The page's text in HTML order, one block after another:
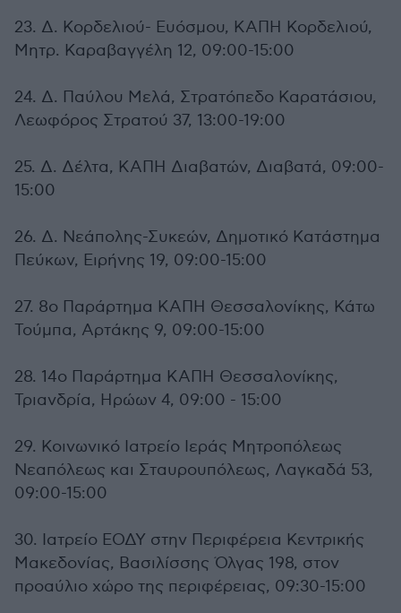
23. Δ. Κορδελιού- Ευόσμου, ΚΑΠΗ Κορδελιού,
Μητρ. Καραβαγγέλη 12, 09:00-15:00
24. Δ. Παύλου Μελά, Στρατόπεδο Καρατάσιου,
Λεωφόρος Στρατού 37, 13:00-19:00
25. Δ. Δέλτα, ΚΑΠΗ Διαβατών, Διαβατά, 09:00-
15:00
26. Δ. Νεάπολης-Συκεών, Δημοτικό Κατάστημα
Πεύκων, Ειρήνης 19, 09:00-15:00
27. 8ο Παράρτημα ΚΑΠΗ Θεσσαλονίκης, Κάτω
Τούμπα, Αρτάκης 9, 09:00-15:00
28. 14ο Παράρτημα ΚΑΠΗ Θεσσαλονίκης,
Τριανδρία, Ηρώων 4, 09:00 - 15:00
29. Κοινωνικό Ιατρείο Ιεράς Μητροπόλεως
Νεαπόλεως και Σταυρουπόλεως, Λαγκαδά 53,
09:00-15:00
30. Ιατρείο ΕΟΔΥ στην Περιφέρεια Κεντρικής
Μακεδονίας, Βασιλίσσης Όλγας 198, στον
προαύλιο χώρο της περιφέρειας, 09:30-15:00